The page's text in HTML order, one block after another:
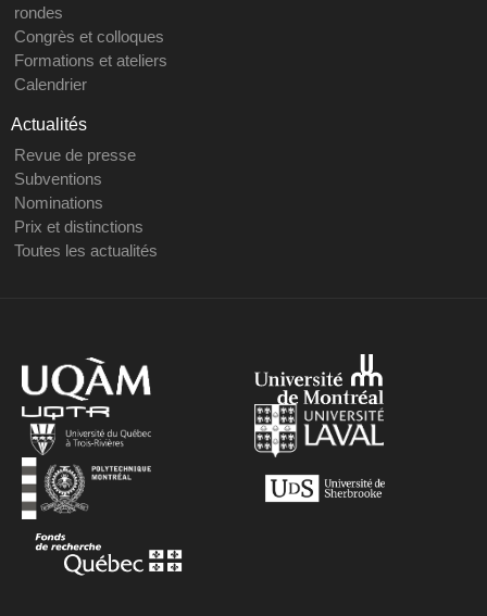
rondes
Congrès et colloques
Formations et ateliers
Calendrier
Actualités
Revue de presse
Subventions
Nominations
Prix et distinctions
Toutes les actualités